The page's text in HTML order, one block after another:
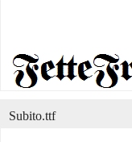
Subito.ttf